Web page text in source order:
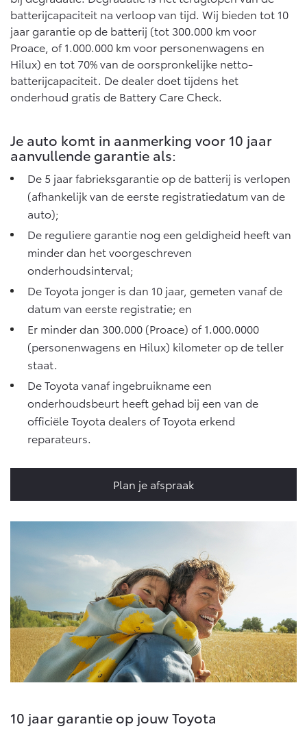
Proace (excl. BTW)
OOK ALS BATTERIJ-
ELEKTRISCH
Vanaf € 37.500,-
Proace Verso
BATTERIJ-ELEKTRISCH
Vanaf € 55.950,-
Proace Max (excl. BTW)
OOK ALS BATTERIJ-
ELEKTRISCH
Vanaf € 46.301,-
ELEKTRISCH
Vanaf € 56.570,-
Land Cruiser (excl. BTW)
batterijcapaciteit na verloop van tijd. Wij bieden tot 10
jaar garantie op de batterij (tot 300.000 km voor
Proace, of 1.000.000 km voor personenwagens en
Hilux) en tot 70% van de oorspronkelijke netto-
batterijcapaciteit. De dealer doet tijdens het
onderhoud gratis de Battery Care Check.
Je auto komt in aanmerking voor 10 jaar
aanvullende garantie als:
De 5 jaar fabrieksgarantie op de batterij is verlopen
(afhankelijk van de eerste registratiedatum van de
auto);
De reguliere garantie nog een geldigheid heeft van
minder dan het voorgeschreven
onderhoudsinterval;
De Toyota jonger is dan 10 jaar, gemeten vanaf de
datum van eerste registratie; en
Er minder dan 300.000 (Proace) of 1.000.0000
(personenwagens en Hilux) kilometer op de teller
staat.
De Toyota vanaf ingebruikname een
onderhoudsbeurt heeft gehad bij een van de
officiële Toyota dealers of Toyota erkend
reparateurs.
Plan je afspraak
10 jaar garantie op jouw Toyota